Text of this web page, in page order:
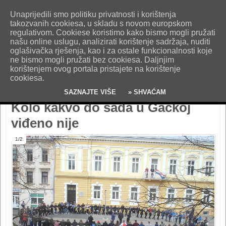
O nama Kontakt Oglašavanje Impresum
Uvjeti korištenja
Pošaljite nam vijest!
Kolo kakvo do sada u Gackoj
viđeno nije
1/2
Unaprijedili smo politiku privatnosti i korištenja
takozvanih cookiesa, u skladu s novom europskom
regulativom. Cookiese koristimo kako bismo mogli pružati
našu online uslugu, analizirati korištenje sadržaja, nuditi
oglašivačka rješenja, kao i za ostale funkcionalnosti koje
ne bismo mogli pružati bez cookiesa. Daljnjim
korištenjem ovog portala pristajete na korištenje
cookiesa.
SAZNAJTE VIŠE » SHVAĆAM